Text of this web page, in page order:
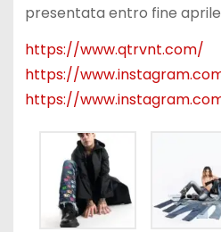
presentata entro fine
https://www.qtrvnt.com/
https://
https://